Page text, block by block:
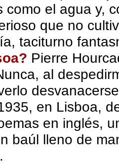
como el agua y,
que no
taciturno
Pierre
al
en Lisboa,
en inglés,
baúl lleno de